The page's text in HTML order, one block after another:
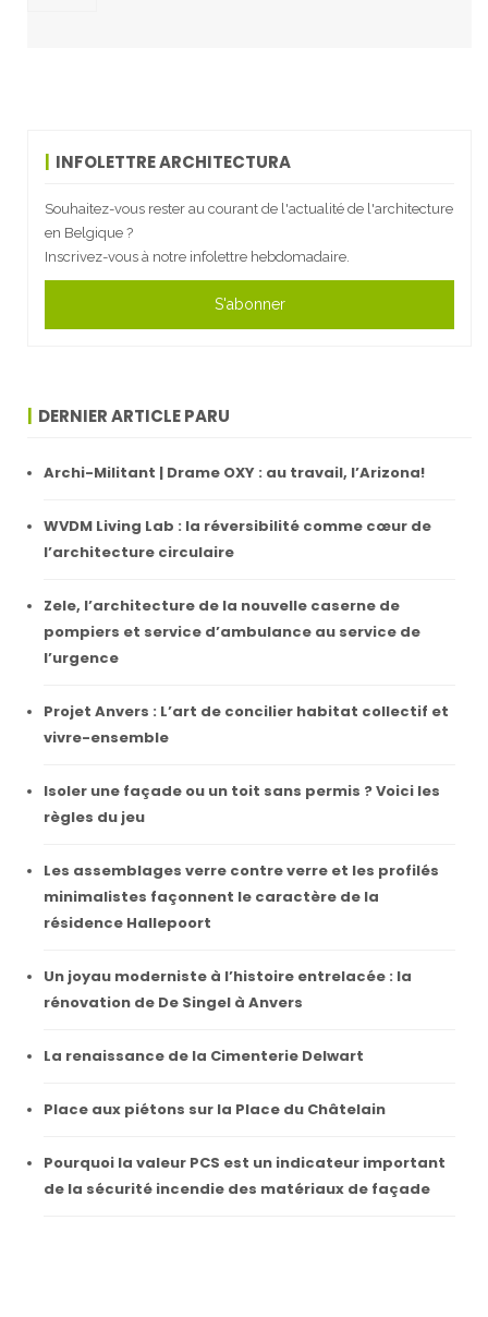
INFOLETTRE ARCHITECTURA
Souhaitez-vous rester au courant de l'actualité de l'architecture
en Belgique ?
Inscrivez-vous à notre infolettre hebdomadaire.
S'abonner
DERNIER ARTICLE PARU
Archi-Militant | Drame OXY : au travail, l’Arizona!
WVDM Living Lab : la réversibilité comme cœur de
l’architecture circulaire
Zele, l’architecture de la nouvelle caserne de
pompiers et service d’ambulance au service de
l’urgence
Projet Anvers : L’art de concilier habitat collectif et
vivre-ensemble
Isoler une façade ou un toit sans permis ? Voici les
règles du jeu
Les assemblages verre contre verre et les profilés
minimalistes façonnent le caractère de la
résidence Hallepoort
Un joyau moderniste à l’histoire entrelacée : la
rénovation de De Singel à Anvers
La renaissance de la Cimenterie Delwart
Place aux piétons sur la Place du Châtelain
Pourquoi la valeur PCS est un indicateur important
de la sécurité incendie des matériaux de façade